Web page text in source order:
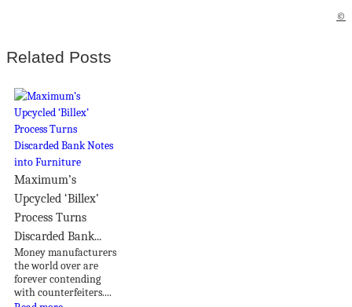
©
Related Posts
Maximum’s
Upcycled ‘Billex’
Process Turns
Discarded Bank...
Money manufacturers
the world over are
forever contending
with counterfeiters....